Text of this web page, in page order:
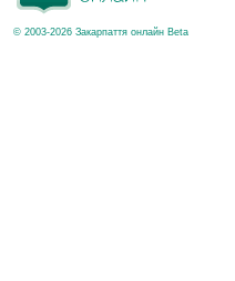
© 2003-2026 Закарпаття онлайн Beta